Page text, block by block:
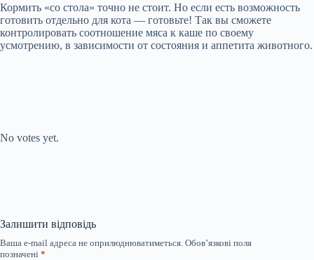
Кормить «со стола» точно не стоит. Но если есть возможность
готовить отдельно для кота — готовьте! Так вы сможете
контролировать соотношение мяса к каше по своему
усмотрению, в зависимости от состояния и аппетита животного.
No votes yet.
Залишити відповідь
Ваша e-mail адреса не оприлюднюватиметься. Обов’язкові поля
позначені *